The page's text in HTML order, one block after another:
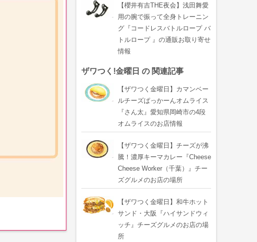
【櫻井有吉THE夜会】浅田舞愛
用の腕で振って全身トレーニン
グ『コードレスバトルロープ バ
トルロープ 』の通販お取り寄せ
情報
ザワつく!金曜日 の 関連記事
【ザワつく金曜日】カマンベー
ルチーズぱっかーんオムライス
『さん太』愛知県岡崎市の4段
オムライスのお店情報
【ザワつく金曜日】チーズが沸
騰！濃厚キーマカレー『Cheese
Cheese Worker（千葉）』チー
ズグルメのお店の場所
【ザワつく金曜日】和牛ホット
サンド・大阪『ハイサンドウィ
ッチ』チーズグルメのお店の場
所